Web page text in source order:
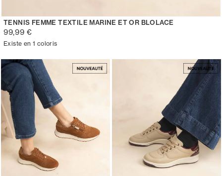
TENNIS FEMME TEXTILE MARINE ET OR BLOLACE
99,99 €
Existe en 1 coloris